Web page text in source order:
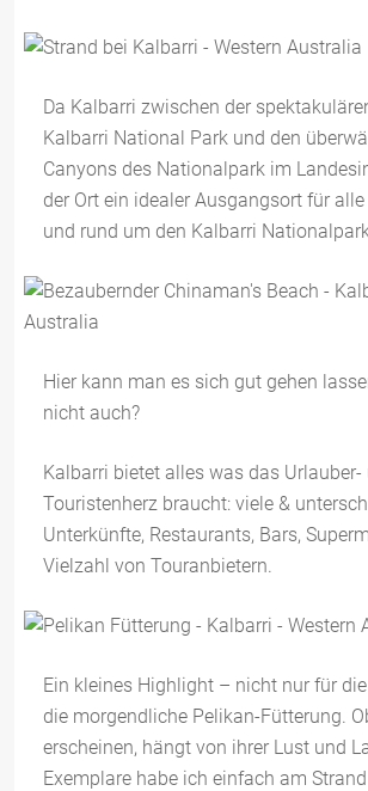
Da Kalbarri zwischen der
Kalbarri National Park und den
Canyons des Nationalpark im
der Ort ein idealer Ausgangsort für
und rund um den Kalbarri
Hier kann man es sich gut gehen
nicht auch?
Kalbarri bietet alles was das Urlauber-
Touristenherz braucht: viele &
Unterkünfte, Restaurants, Bars,
Vielzahl von Touranbietern.
Ein kleines Highlight – nicht nur für
die morgendliche Pelikan-Fütterung.
erscheinen, hängt von ihrer Lust und
Exemplare habe ich einfach am